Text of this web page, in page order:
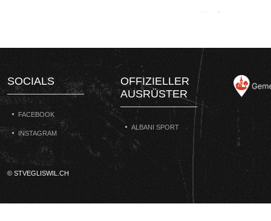
SOCIALS
FACEBOOK
INSTAGRAM
OFFIZIELLER
AUSRÜSTER
ALBANI SPORT
© STVEGLISWIL.CH